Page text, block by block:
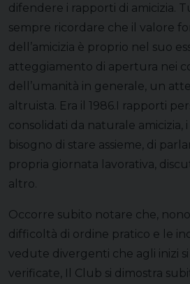
difendere i rapporti di amicizia.
sempre ricordare che il valore
dell’amicizia è proprio nel suo
atteggiamento di apertura nei
dell’umanità in generale, un
altruista. Era il 1986.I rapporti
consolidati da naturale amicizia, i
bisogno di stare assieme, di
propria giornata lavorativa,
altro.
Occorre subito notare che,
difficoltà di ordine pratico e le
vedute divergenti che agli inizi
verificate, Il Club si dimostra